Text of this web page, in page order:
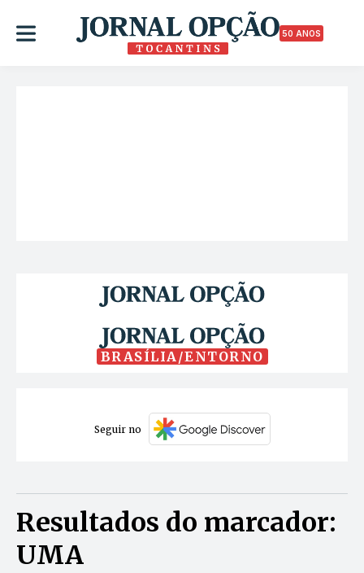
50 ANOS
BRASÍLIA/ENTORNO
Seguir no
Resultados do marcador:
UMA